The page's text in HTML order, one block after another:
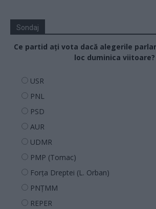
Sondaj
Ce partid ați vota dacă alegerile
loc duminica viitoare?
USR
PNL
PSD
AUR
UDMR
PMP (Tomac)
Forța Dreptei (L. Orban)
PNȚMM
REPER